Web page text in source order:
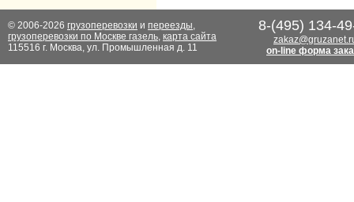
© 2006-2026 грузоперевозки и переезды,
грузоперевозки по Москве газель, карта сайта
115516 г. Москва, ул. Промышленная д. 11
8-(495) 134-
on-line форма